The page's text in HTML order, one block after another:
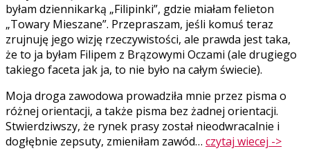
byłam dziennikarką „Filipinki”, gdzie miałam felieton
„Towary Mieszane”. Przepraszam, jeśli komuś teraz
zrujnuję jego wizję rzeczywistości, ale prawda jest taka,
że to ja byłam Filipem z Brązowymi Oczami (ale drugiego
takiego faceta jak ja, to nie było na całym świecie).
Moja droga zawodowa prowadziła mnie przez pisma o
różnej orientacji, a także pisma bez żadnej orientacji.
Stwierdziwszy, że rynek prasy został nieodwracalnie i
dogłębnie zepsuty, zmieniłam zawód… czytaj wiecej ->